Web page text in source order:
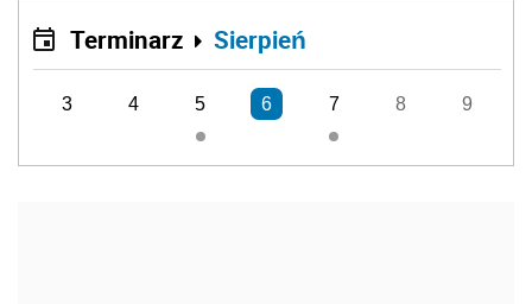
Terminarz Sierpień
3 4 5 6 7 8 9